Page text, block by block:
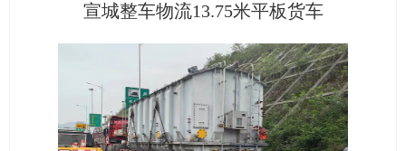
宣城整车物流13.75米平板货车